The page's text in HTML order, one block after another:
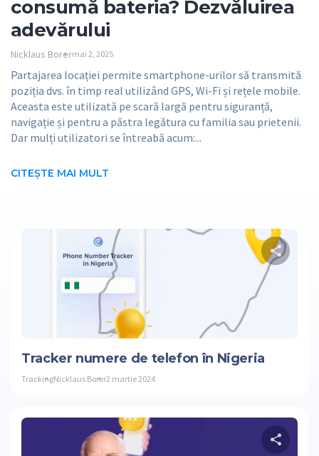
consumă bateria? Dezvăluirea
adevărului
Nicklaus Borermai 2, 2025
Partajarea locației permite smartphone-urilor să transmită
poziția dvs. în timp real utilizând GPS, Wi-Fi și rețele mobile.
Aceasta este utilizată pe scară largă pentru siguranță,
navigație și pentru a păstra legătura cu familia sau prietenii.
Dar mulți utilizatori se întreabă acum:...
CITEŞTE MAI MULT
Tracker numere de telefon în Nigeria
TrackingNicklaus Borer2 martie 2024